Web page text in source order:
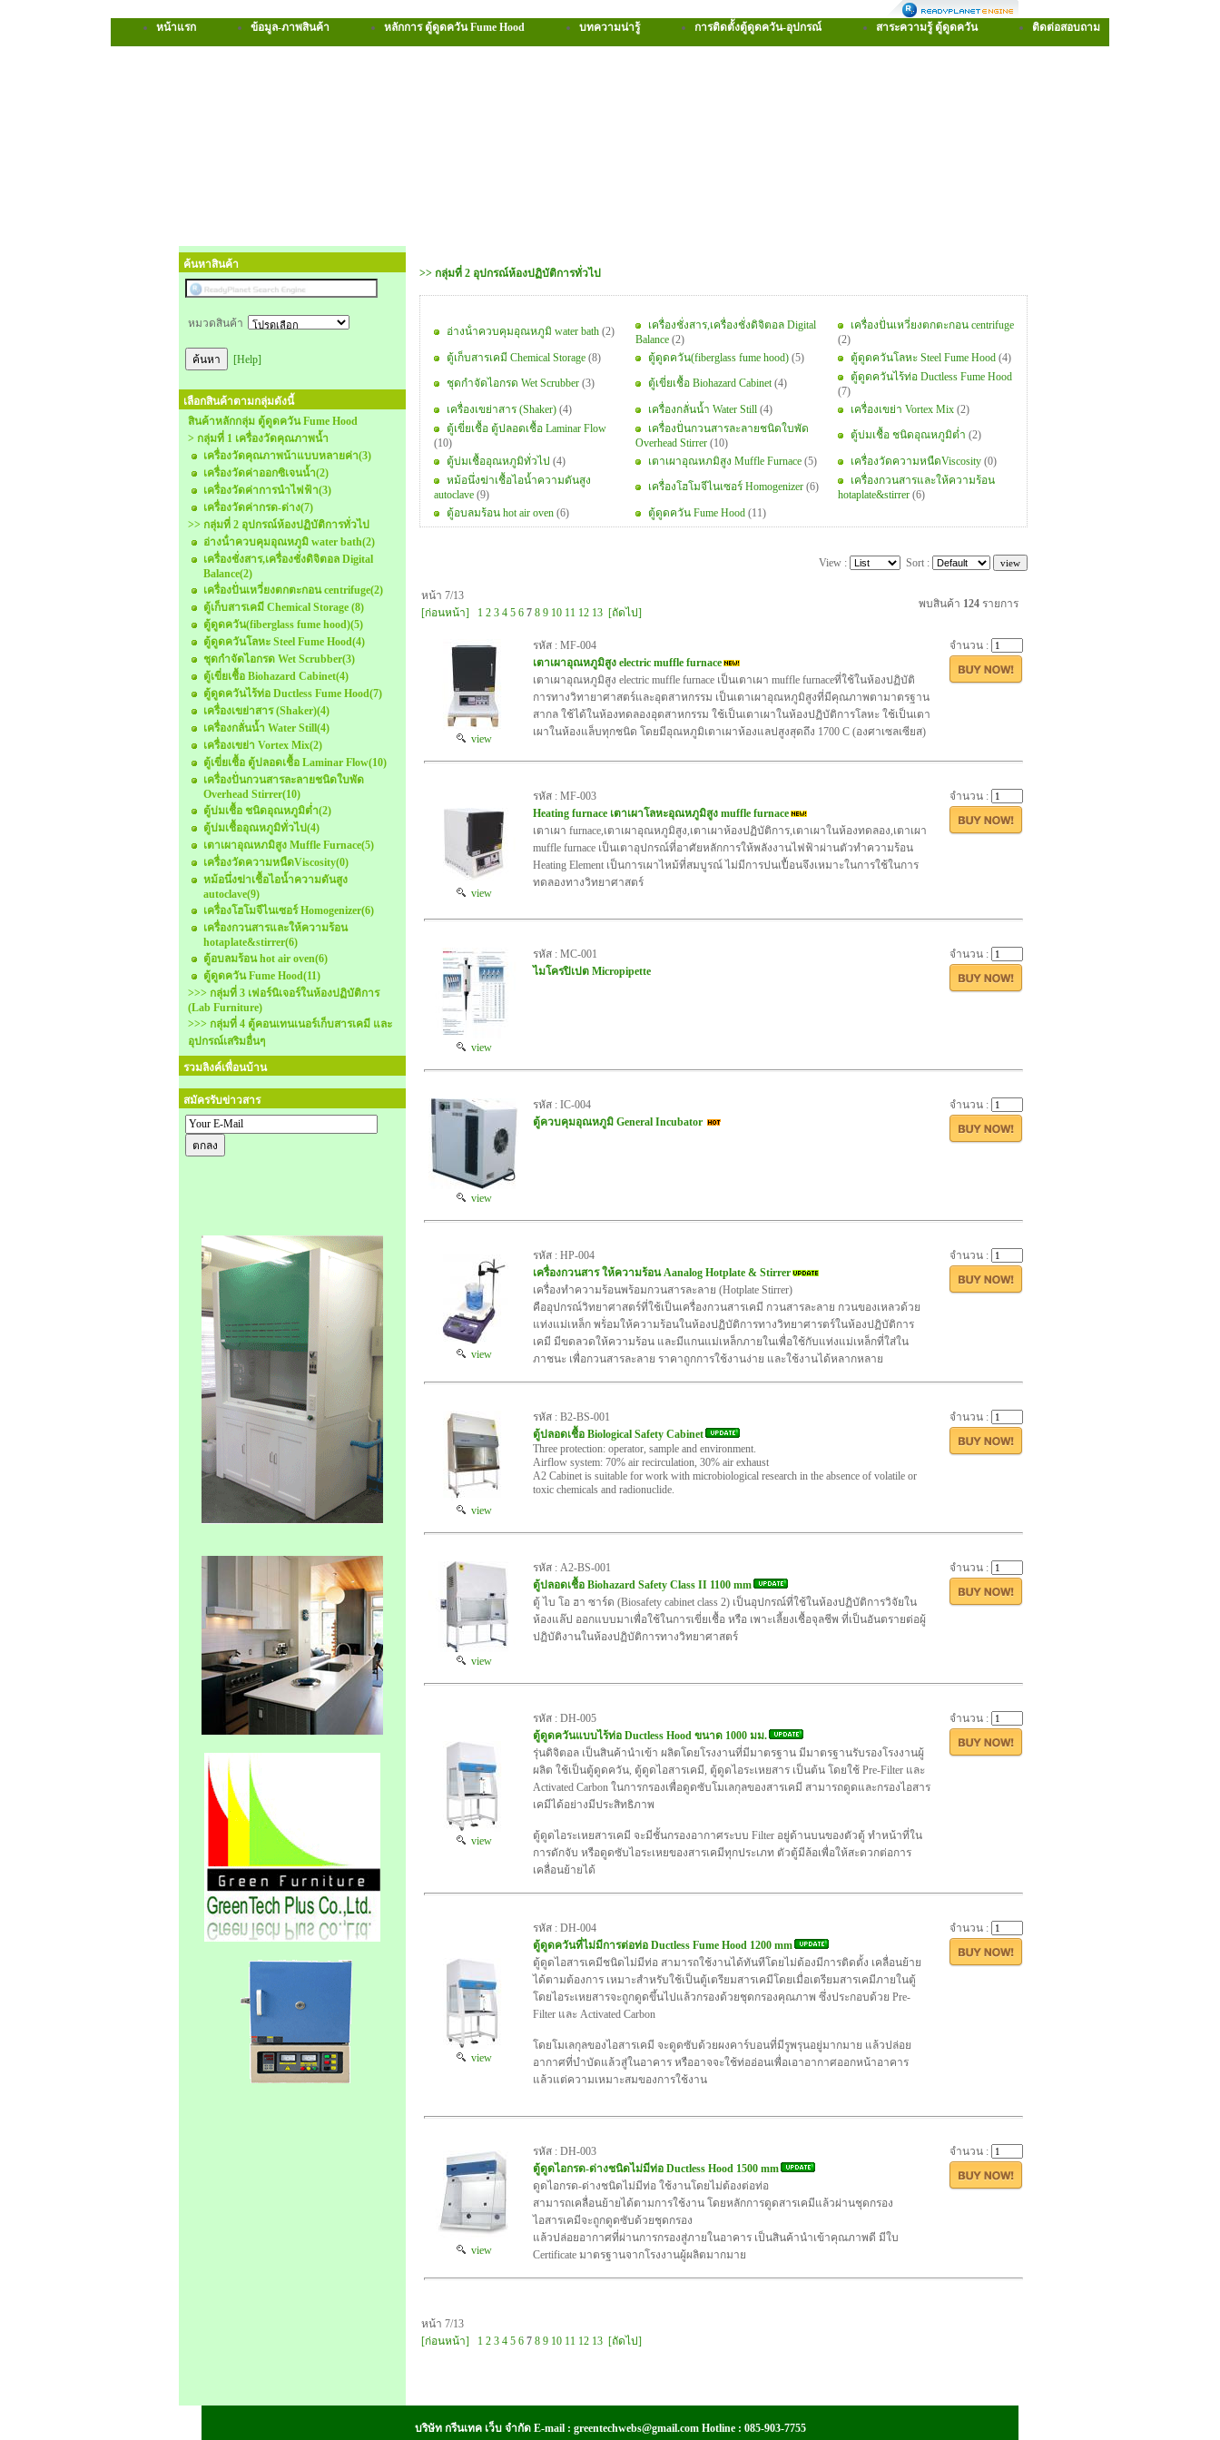
หน้าแรก ข้อมูล-ภาพสินค้า หลักการ ตู้ดูดควัน Fume Hood บทความน่ารู้ การติดตั้งตู้ดูดควัน-อุปกรณ์ สาระความรู้ ตู้ดูดควัน ติดต่อสอบถาม
ค้นหาสินค้า
หมวดสินค้า
[Help]
เลือกสินค้าตามกลุ่มดังนี้
สินค้าหลักกลุ่ม ตู้ดูดควัน Fume Hood
> กลุ่มที่ 1 เครื่องวัดคุณภาพน้ำ
เครื่องวัดคุณภาพน้าแบบหลายค่า(3)
เครื่องวัดค่าออกซิเจนน้ำ(2)
เครื่องวัดค่าการนำไฟฟ้า(3)
เครื่องวัดค่ากรด-ด่าง(7)
>> กลุ่มที่ 2 อุปกรณ์ห้องปฏิบัติการทั่วไป
อ่างน้ําควบคุมอุณหภูมิ water bath(2)
เครื่องชั่งสาร,เครื่องชั่งดิจิตอล Digital
Balance(2)
เครื่องปั่นเหวี่ยงตกตะกอน centrifuge(2)
ตู้เก็บสารเคมี Chemical Storage (8)
ตู้ดูดควัน(fiberglass fume hood)(5)
ตู้ดูดควันโลหะ Steel Fume Hood(4)
ชุดกําจัดไอกรด Wet Scrubber(3)
ตู้เขี่ยเชื้อ Biohazard Cabinet(4)
ตู้ดูดควันไร้ท่อ Ductless Fume Hood(7)
เครื่องเขย่าสาร (Shaker)(4)
เครื่องกลั่นน้ำ Water Still(4)
เครื่องเขย่า Vortex Mix(2)
ตู้เขี่ยเชื้อ ตู้ปลอดเชื้อ Laminar Flow(10)
เครื่องปั่นกวนสารละลายชนิดใบพัด
Overhead Stirrer(10)
ตู้บ่มเชื้อ ชนิดอุณหภูมิต่ำ(2)
ตู้บ่มเชื้ออุณหภูมิทั่วไป(4)
เตาเผาอุณหภมิสูง Muffle Furnace(5)
เครื่องวัดความหนืดViscosity(0)
หม้อนึ่งฆ่าเชื้อไอน้ำความดันสูง
autoclave(9)
เครื่องโฮโมจีไนเซอร์ Homogenizer(6)
เครื่องกวนสารและให้ความร้อน
hotaplate&stirrer(6)
ตู้อบลมร้อน hot air oven(6)
ตู้ดูดควัน Fume Hood(11)
>>> กลุ่มที่ 3 เฟอร์นิเจอร์ในห้องปฏิบัติการ
(Lab Furniture)
>>> กลุ่มที่ 4 ตู้คอนเทนเนอร์เก็บสารเคมี และ
อุปกรณ์เสริมอื่นๆ
รวมลิงค์เพื่อนบ้าน
สมัครรับข่าวสาร
>> กลุ่มที่ 2 อุปกรณ์ห้องปฏิบัติการทั่วไป
อ่างน้ําควบคุมอุณหภูมิ water bath (2)
เครื่องชั่งสาร,เครื่องชั่งดิจิตอล Digital
Balance (2)
เครื่องปั่นเหวี่ยงตกตะกอน centrifuge
(2)
ตู้เก็บสารเคมี Chemical Storage (8) ตู้ดูดควัน(fiberglass fume hood) (5) ตู้ดูดควันโลหะ Steel Fume Hood (4)
ชุดกําจัดไอกรด Wet Scrubber (3) ตู้เขี่ยเชื้อ Biohazard Cabinet(4)
ตู้ดูดควันไร้ท่อ Ductless Fume Hood
(7)
เครื่องเขย่าสาร (Shaker) (4) เครื่องกลั่นน้ำ Water Still (4) เครื่องเขย่า Vortex Mix (2)
ตู้เขี่ยเชื้อ ตู้ปลอดเชื้อ Laminar Flow
(10)
เครื่องปั่นกวนสารละลายชนิดใบพัด
Overhead Stirrer (10)
ตู้บ่มเชื้อ ชนิดอุณหภูมิต่ำ (2)
ตู้บ่มเชื้ออุณหภูมิทั่วไป (4) เตาเผาอุณหภมิสูง Muffle Furnace (5) เครื่องวัดความหนืดViscosity (0)
หม้อนึ่งฆ่าเชื้อไอน้ำความดันสูง
autoclave (9)
เครื่องโฮโมจีไนเซอร์ Homogenizer (6)
เครื่องกวนสารและให้ความร้อน
hotaplate&stirrer (6)
ตู้อบลมร้อน hot air oven (6) ตู้ดูดควัน Fume Hood (11)
View : Sort :
หน้า 7/13
[ก่อนหน้า]
1 2 3 4 5 6 7 8 9 10 11 12 13 [ถัดไป]
พบสินค้า 124 รายการ
view
รหัส : MF-004
เตาเผาอุณหภูมิสูง electric muffle furnace
เตาเผาอุณหภูมิสูง electric muffle furnace เป็นเตาเผา muffle furnaceที่ใช้ในห้องปฏิบัติ
การทางวิทายาศาสตร์และอุตสาหกรรม เป็นเตาเผาอุณหภูมิสูงที่มีคุณภาพตามาตรฐาน
สากล ใช้ได้ในห้องทดลองอุตสาหกรรม ใช้เป็นเตาเผาในห้องปฏิบัติการโลหะ ใช้เป็นเตา
เผาในห้องแล็บทุกชนิด โดยมีอุณหภูมิเตาเผาห้องแลปสูงสุดถึง 1700 C (องศาเซลเซียส)
จำนวน :
view
รหัส : MF-003
Heating furnace เตาเผาโลหะอุณหภูมิสูง muffle furnace
เตาเผา furnace,เตาเผาอุณหภูมิสูง,เตาเผาห้องปฏิบัติการ,เตาเผาในห้องทดลอง,เตาเผา
muffle furnace เป็นเตาอุปกรณ์ที่อาศัยหลักการให้พลังงานไฟฟ้าผ่านตัวทำความร้อน
Heating Element เป็นการเผาไหม้ที่สมบูรณ์ ไม่มีการปนเปื้อนจึงเหมาะในการใช้ในการ
ทดลองทางวิทยาศาสตร์
จำนวน :
view
รหัส : MC-001
ไมโครปิเปต Micropipette
จำนวน :
view
รหัส : IC-004
ตู้ควบคุมอุณหภูมิ General Incubator
จำนวน :
view
รหัส : HP-004
เครื่องกวนสาร ให้ความร้อน Aanalog Hotplate & Stirrer
เครื่องทำความร้อนพร้อมกวนสารละลาย (Hotplate Stirrer)
คืออุปกรณ์วิทยาศาสตร์ที่ใช้เป็นเครื่องกวนสารเคมี กวนสารละลาย กวนของเหลวด้วย
แท่งแม่เหล็ก พร้่อมให้ความร้อนในห้องปฏิบัติการทางวิทยาศารตร์ในห้องปฏิบัติการ
เคมี มีขดลวดให้ความร้อน และมีแกนแม่เหล็กภายในเพื่อใช้กับแท่งแม่เหล็กที่ใส่ใน
ภาชนะ เพื่อกวนสารละลาย ราคาถูกการใช้งานง่าย และใช้งานได้หลากหลาย
จำนวน :
view
รหัส : B2-BS-001
ตู้ปลอดเชื้อ Biological Safety Cabinet
Three protection: operator, sample and environment.
Airflow system: 70% air recirculation, 30% air exhaust
A2 Cabinet is suitable for work with microbiological research in the absence of volatile or
toxic chemicals and radionuclide.
จำนวน :
view
รหัส : A2-BS-001
ตู้ปลอดเชื้อ Biohazard Safety Class II 1100 mm
ตู้ ไบ โอ ฮา ซาร์ด (Biosafety cabinet class 2) เป็นอุปกรณ์ที่ใช้ในห้องปฏิบัติการวิจัยใน
ห้องแล๊ป ออกแบบมาเพื่อใช้ในการเขี่ยเชื้อ หรือ เพาะเลี้ยงเชื้อจุลชีพ ที่เป็นอันตรายต่อผู้
ปฏิบัติงานในห้องปฏิบัติการทางวิทยาศาสตร์
จำนวน :
view
รหัส : DH-005
ตู้ดูดควันแบบไร้ท่อ Ductless Hood ขนาด 1000 มม.
รุ่นดิจิตอล เป็นสินค้านำเข้า ผลิตโดยโรงงานที่มีมาตรฐาน มีมาตรฐานรับรองโรงงานผู้
ผลิต ใช้เป็นตู้ดูดควัน, ตู้ดูดไอสารเคมี, ตู้ดูดไอระเหยสาร เป็นต้น โดยใช้ Pre-Filter และ
Activated Carbon ในการกรองเพื่อดูดซับโมเลกุลของสารเคมี สามารถดูดและกรองไอสาร
เคมีได้อย่างมีประสิทธิภาพ
ตู้ดูดไอระเหยสารเคมี จะมีชั้นกรองอากาศระบบ Filter อยู่ด้านบนของตัวตู้ ทำหน้าที่ใน
การดักจับ หรือดูดซับไอระเหยของสารเคมีทุกประเภท ตัวตู้มีล้อเพื่อให้สะดวกต่อการ
เคลื่อนย้ายได้
จำนวน :
view
รหัส : DH-004
ตู้ดูดควันที่ไม่มีการต่อท่อ Ductless Fume Hood 1200 mm
ตู้ดูดไอสารเคมีชนิดไม่มีท่อ สามารถใช้งานได้ทันทีโดยไม่ต้องมีการติดตั้ง เคลื่อนย้าย
ได้ตามต้องการ เหมาะสำหรับใช้เป็นตู้เตรียมสารเคมีโดยเมื่อเตรียมสารเคมีภายในตู้
โดยไอระเหยสารจะถูกดูดขึ้นไปแล้วกรองด้วยชุดกรองคุณภาพ ซึ่งประกอบด้วย Pre-
Filter และ Activated Carbon
โดยโมเลกุลของไอสารเคมี จะดูดซับด้วยผงคาร์บอนที่มีรูพรุนอยู่มากมาย แล้วปล่อย
อากาศที่บำบัดแล้วสู่ในอาคาร หรืออาจจะใช้ท่ออ่อนเพื่อเอาอากาศออกหน้าอาคาร
แล้วแต่ความเหมาะสมของการใช้งาน
จำนวน :
view
รหัส : DH-003
ตู้ดูดไอกรด-ด่างชนิดไม่มีท่อ Ductless Hood 1500 mm
ดูดไอกรด-ด่างชนิดไม่มีท่อ ใช้งานโดยไม่ต้องต่อท่อ
สามารถเคลื่อนย้ายได้ตามการใช้งาน โดยหลักการดูดสารเคมีแล้วผ่านชุดกรอง
ไอสารเคมีจะถูกดูดซับด้วยชุดกรอง
แล้วปล่อยอากาศที่ผ่านการกรองสู่ภายในอาคาร เป็นสินค้านำเข้าคุณภาพดี มีใบ
Certificate มาตรฐานจากโรงงานผู้ผลิตมากมาย
จำนวน :
หน้า 7/13
[ก่อนหน้า]
1 2 3 4 5 6 7 8 9 10 11 12 13 [ถัดไป]
บริษัท กรีนเทค เว็บ จำกัด E-mail : greentechwebs@gmail.com Hotline : 085-903-7755